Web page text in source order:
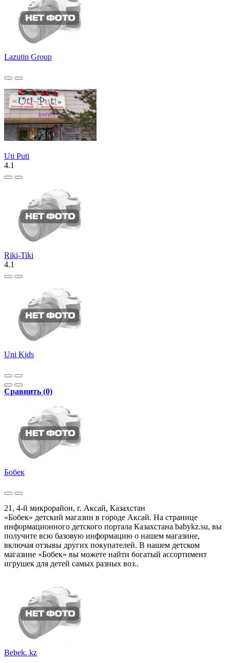
Lazutin Group
Uti Puti
4.1
Riki-Tiki
4.1
Uni Kids
Сравнить (0)
Бобек
21, 4-й микрорайон, г. Аксай, Казахстан
«Бобек» детский магазин в городе Аксай. На странице
информационного детского портала Казахстана babykz.su, вы
получите всю базовую информацию о нашем магазине,
включая отзывы других покупателей. В нашем детском
магазине «Бобек» вы можете найти богатый ассортимент
игрушек для детей самых разных воз..
Bebek. kz